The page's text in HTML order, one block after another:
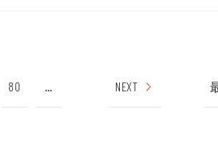
80 ... NEXT